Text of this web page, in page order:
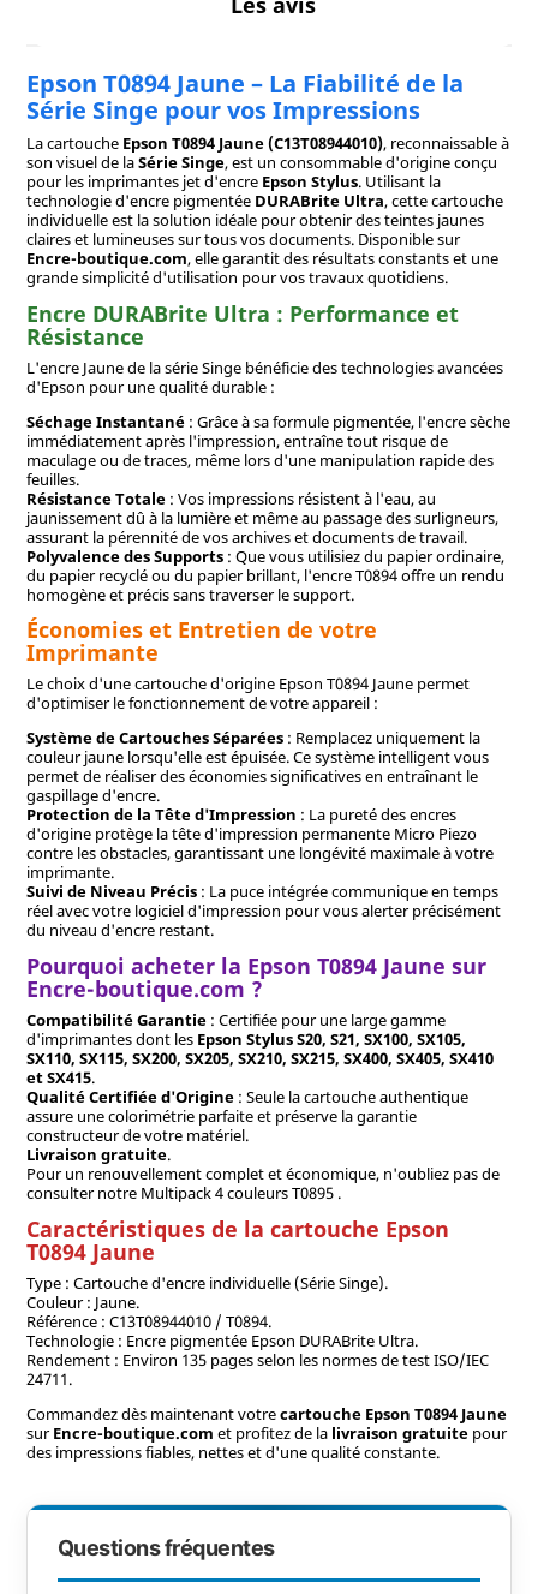
Epson T0894 Jaune – La Fiabilité de la
Série Singe pour vos Impressions
La cartouche Epson T0894 Jaune (C13T08944010), reconnaissable à
son visuel de laSérie Singe, est un consommable d'origine conçu
pour les imprimantes jet d'encre Epson Stylus. Utilisant la
technologie d'encre pigmentée DURABrite Ultra, cette cartouche
individuelle est la solution idéale pour obtenir des teintes jaunes
claires et lumineuses sur tous vos documents. Disponible sur
Encre-boutique.com, elle garantit des résultats constants et une
grande simplicité d'utilisation pour vos travaux quotidiens.
Encre DURABrite Ultra : Performance et
Résistance
L'encre Jaune de la série Singe bénéficie des technologies avancées
d'Epson pour une qualité durable :
Séchage Instantané: Grâce à sa formule pigmentée, l'encre sèche
immédiatement après l'impression, entraîne tout risque de
maculage ou de traces, même lors d'une manipulation rapide des
feuilles.
Résistance Totale: Vos impressions résistent à l'eau, au
jaunissement dû à la lumière et même au passage des surligneurs,
assurant la pérennité de vos archives et documents de travail.
Polyvalence des Supports: Que vous utilisiez du papier ordinaire,
du papier recyclé ou du papier brillant, l'encre T0894 offre un rendu
homogène et précis sans traverser le support.
Économies et Entretien de votre
Imprimante
Le choix d'une cartouche d'origine Epson T0894 Jaune permet
d'optimiser le fonctionnement de votre appareil :
Système de Cartouches Séparées: Remplacez uniquement la
couleur jaune lorsqu'elle est épuisée. Ce système intelligent vous
permet de réaliser des économies significatives en entraînant le
gaspillage d'encre.
Protection de la Tête d'Impression : La pureté des encres
d'origine protège la tête d'impression permanente Micro Piezo
contre les obstacles, garantissant une longévité maximale à votre
imprimante.
Suivi de Niveau Précis: La puce intégrée communique en temps
réel avec votre logiciel d'impression pour vous alerter précisément
du niveau d'encre restant.
Pourquoi acheter la Epson T0894 Jaune sur
Encre-boutique.com ?
Compatibilité Garantie: Certifiée pour une large gamme
d'imprimantes dont les Epson Stylus S20, S21, SX100, SX105,
SX110, SX115, SX200, SX205, SX210, SX215, SX400, SX405, SX410
et SX415.
Qualité Certifiée d'Origine: Seule la cartouche authentique
assure une colorimétrie parfaite et préserve la garantie
constructeur de votre matériel.
Livraison gratuite.
Pour un renouvellement complet et économique, n'oubliez pas de
consulter notre Multipack 4 couleurs T0895 .
Caractéristiques de la cartouche Epson
T0894 Jaune
Type : Cartouche d'encre individuelle (Série Singe).
Couleur : Jaune.
Référence : C13T08944010 / T0894.
Technologie : Encre pigmentée Epson DURABrite Ultra.
Rendement : Environ 135 pages selon les normes de test ISO/IEC
24711.
Commandez dès maintenant votrecartouche Epson T0894 Jaune
surEncre-boutique.com et profitez de la livraison gratuitepour
des impressions fiables, nettes et d'une qualité constante.
Questions fréquentes